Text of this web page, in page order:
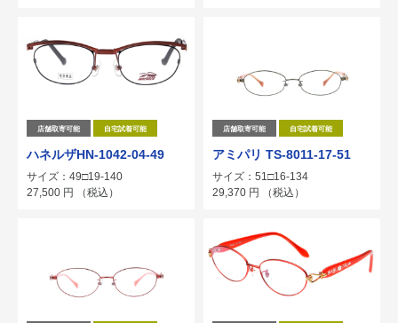
店舗取寄可能 自宅試着可能
ハネルザHN-1042-04-49
サイズ：49□19-140
27,500 円 （税込）
店舗取寄可能 自宅試着可能
アミパリ TS-8011-17-51
サイズ：51□16-134
29,370 円 （税込）